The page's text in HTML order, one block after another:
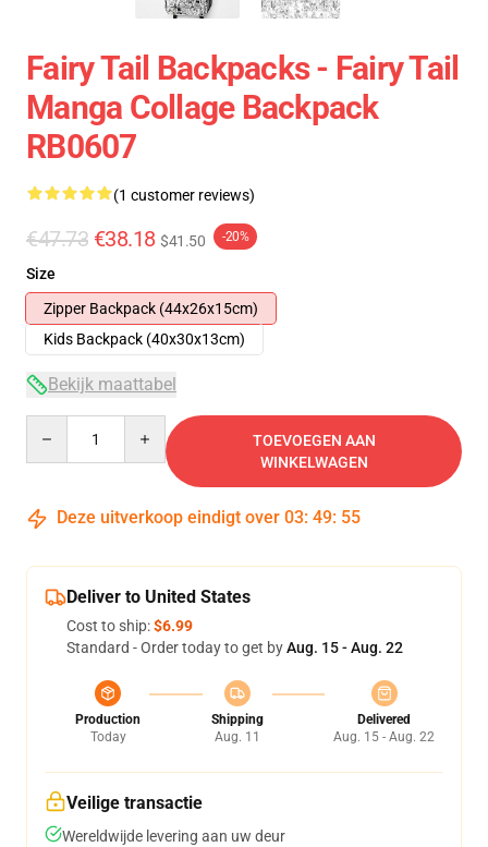
Fairy Tail Backpacks - Fairy Tail
Manga Collage Backpack
RB0607
(1 customer reviews)
€47.73 €38.18 $41.50 -20%
Size
Zipper Backpack (44x26x15cm)
Kids Backpack (40x30x13cm)
Bekijk maattabel
TOEVOEGEN AAN
WINKELWAGEN
Deze uitverkoop eindigt over 03: 49: 54
Deliver to United States
Cost to ship:$6.99
Standard - Order today to get byAug. 15 - Aug. 22
Production
Today
Shipping
Aug. 11
Delivered
Aug. 15 - Aug. 22
Veilige transactie
Wereldwijde levering aan uw deur